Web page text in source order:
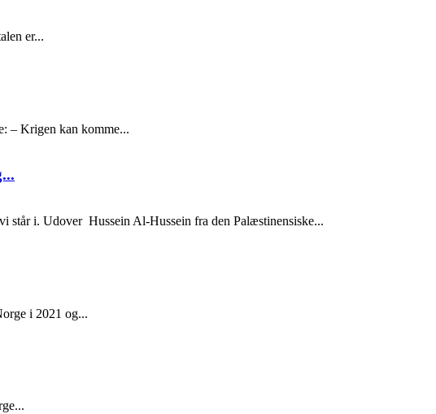
er...
– Krigen kan komme...
står i. Udover Hussein Al-Hussein fra den Palæstinensiske...
i 2021 og...